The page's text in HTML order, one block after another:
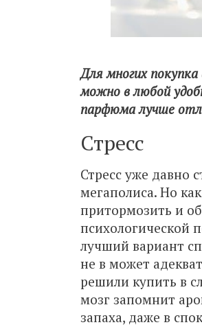
Для многих
можно в любой
парфюма лучше
Стресс
Стресс уже давно
мегаполиса. Но
притормозить и
психологической
лучший вариант
не в может
решили купить в
мозг запомнит
запаха, даже в